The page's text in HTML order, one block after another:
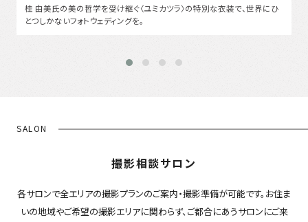
桂 由美氏の美の哲学を受け継ぐ〈ユミカツラ〉の特別な衣装で、世界にひ
とつしかないフォトウェディングを。
SALON
撮影相談サロン
各サロンで全エリアの撮影プランのご案内・撮影準備が可能です。お住ま
いの地域やご希望の撮影エリアに関わらず、ご都合にあうサロンにご来